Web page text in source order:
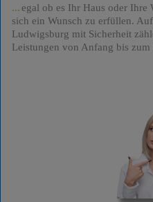
egal ob es Ihr Haus oder
sich ein Wunsch zu erfüllen.
Ludwigsburg mit Sicherheit
Leistungen von Anfang bis